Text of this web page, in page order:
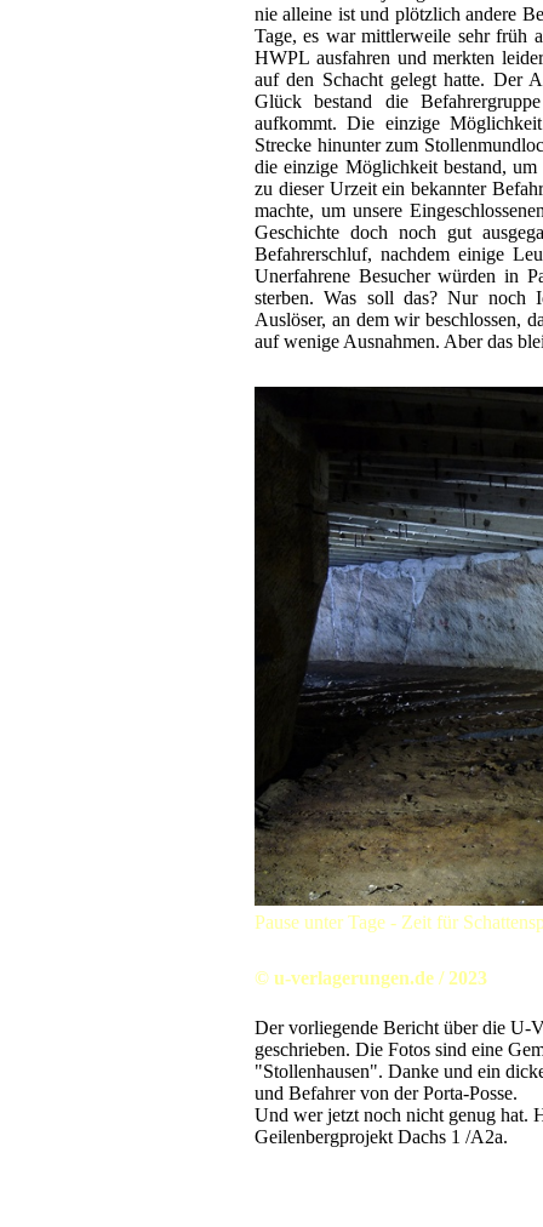
nie alleine ist und plötzlich andere
Tage, es war mittlerweile sehr früh
HWPL ausfahren und merkten
auf den Schacht gelegt hatte. Der
Glück bestand die
aufkommt. Die einzige
Strecke hinunter zum
die einzige Möglichkeit bestand,
zu dieser Urzeit ein bekannter
machte, um unsere
Geschichte doch noch gut
Befahrerschluf, nachdem einige
Unerfahrene Besucher würden in
sterben. Was soll das? Nur noch
Auslöser, an dem wir beschlossen,
auf wenige Ausnahmen. Aber das
Pause unter Tage - Zeit für
© u-verlagerungen.de / 2023
Der vorliegende Bericht über die U-
geschrieben. Die Fotos sind eine
"Stollenhausen". Danke und ein
und Befahrer von der Porta-Posse.
Und wer jetzt noch nicht genug hat.
Geilenbergprojekt Dachs 1 /A2a.